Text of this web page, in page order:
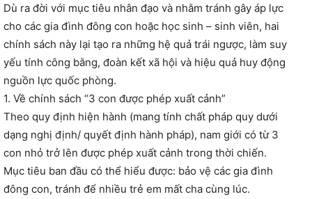
Dù ra đời với mục tiêu nhân đạo và nhằm tránh gây áp lực
cho các gia đình đông con hoặc học sinh – sinh viên, hai
chính sách này lại tạo ra những hệ quả trái ngược, làm suy
yếu tính công bằng, đoàn kết xã hội và hiệu quả huy động
nguồn lực quốc phòng.
1. Về chính sách “3 con được phép xuất cảnh”
Theo quy định hiện hành (mang tính chất pháp quy dưới
dạng nghị định/ quyết định hành pháp), nam giới có từ 3
con nhỏ trở lên được phép xuất cảnh trong thời chiến.
Mục tiêu ban đầu có thể hiểu được: bảo vệ các gia đình
đông con, tránh để nhiều trẻ em mất cha cùng lúc.